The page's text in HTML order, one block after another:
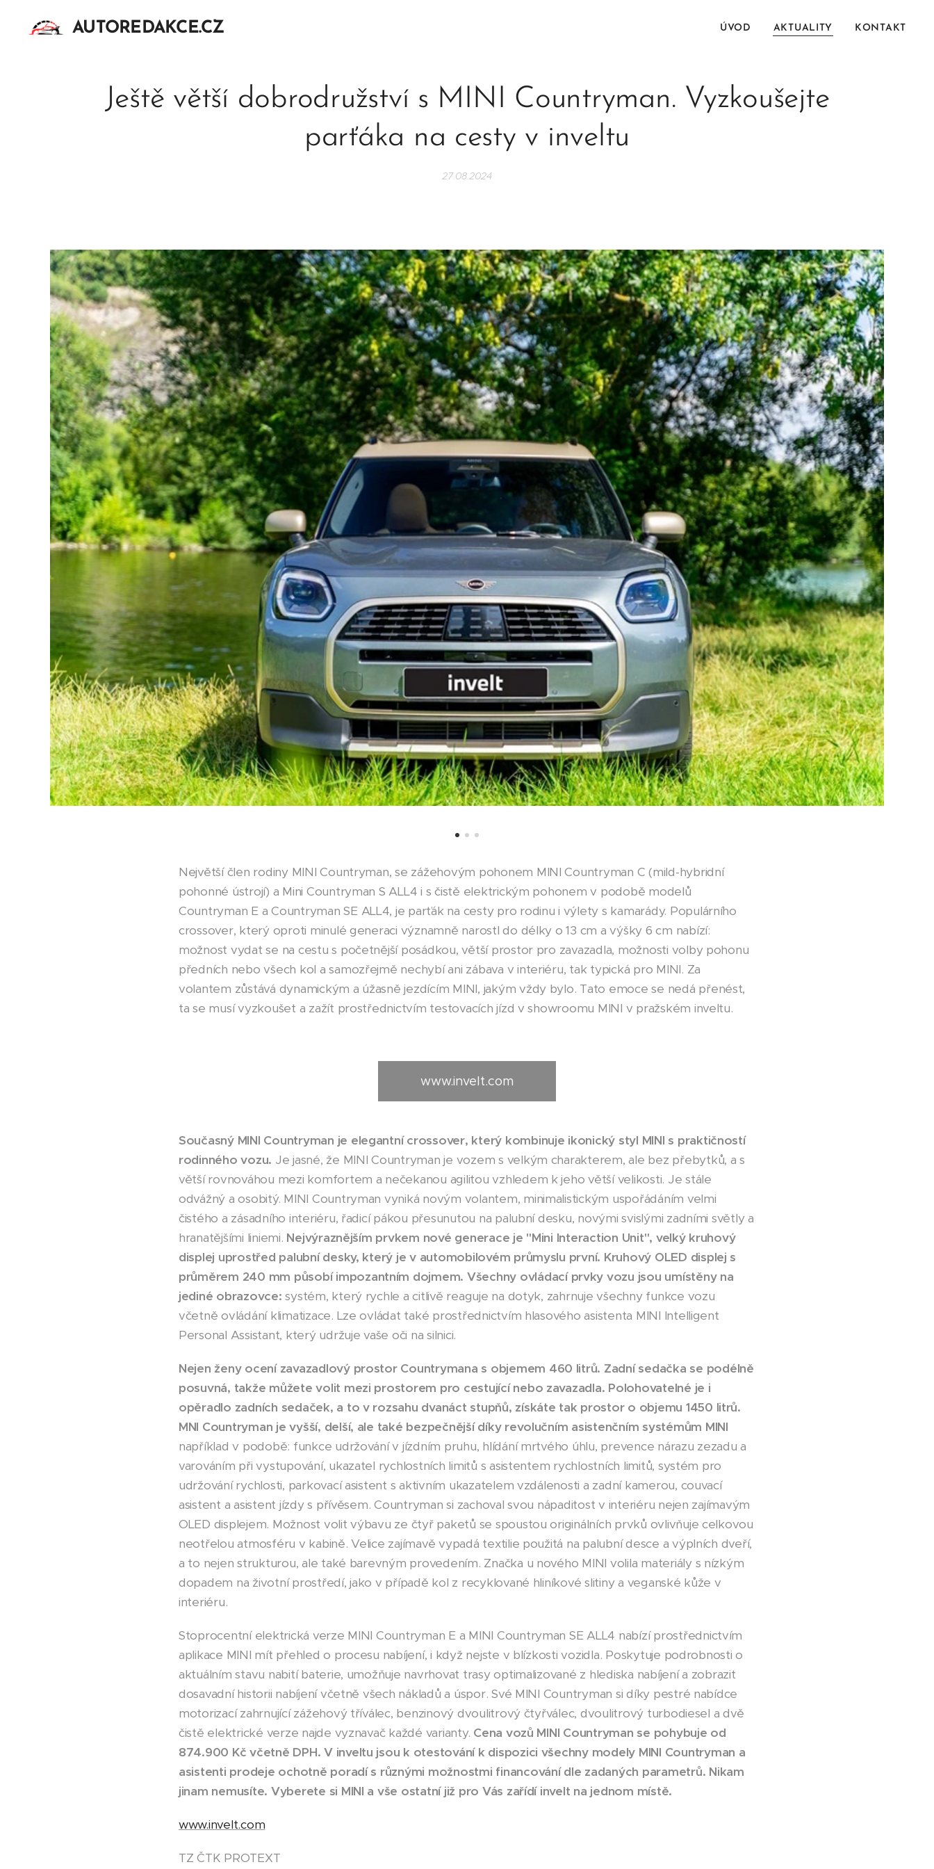
AUTOREDAKCE.CZ ÚVOD AKTUALITY KONTAKT
Ještě větší dobrodružství s MINI Countryman. Vyzkoušejte
parťáka na cesty v inveltu
27.08.2024
Největší člen rodiny MINI Countryman, se zážehovým pohonem MINI Countryman C (mild-hybridní
pohonné ústrojí) a Mini Countryman S ALL4 i s čistě elektrickým pohonem v podobě modelů
Countryman E a Countryman SE ALL4, je parťák na cesty pro rodinu i výlety s kamarády. Populárního
crossover, který oproti minulé generaci významně narostl do délky o 13 cm a výšky 6 cm nabízí:
možnost vydat se na cestu s početnější posádkou, větší prostor pro zavazadla, možnosti volby pohonu
předních nebo všech kol a samozřejmě nechybí ani zábava v interiéru, tak typická pro MINI. Za
volantem zůstává dynamickým a úžasně jezdícím MINI, jakým vždy bylo. Tato emoce se nedá přenést,
ta se musí vyzkoušet a zažít prostřednictvím testovacích jízd v showroomu MINI v pražském inveltu.
www.invelt.com
Současný MINI Countryman je elegantní crossover, který kombinuje ikonický styl MINI s praktičností
rodinného vozu. Je jasné, že MINI Countryman je vozem s velkým charakterem, ale bez přebytků, a s
větší rovnováhou mezi komfortem a nečekanou agilitou vzhledem k jeho větší velikosti. Je stále
odvážný a osobitý. MINI Countryman vyniká novým volantem, minimalistickým uspořádáním velmi
čistého a zásadního interiéru, řadicí pákou přesunutou na palubní desku, novými svislými zadními světly a
hranatějšími liniemi. Nejvýraznějším prvkem nové generace je "Mini Interaction Unit", velký kruhový
displej uprostřed palubní desky, který je v automobilovém průmyslu první. Kruhový OLED displej s
průměrem 240 mm působí impozantním dojmem. Všechny ovládací prvky vozu jsou umístěny na
jediné obrazovce: systém, který rychle a citlivě reaguje na dotyk, zahrnuje všechny funkce vozu
včetně ovládání klimatizace. Lze ovládat také prostřednictvím hlasového asistenta MINI Intelligent
Personal Assistant, který udržuje vaše oči na silnici.
Nejen ženy ocení zavazadlový prostor Countrymana s objemem 460 litrů. Zadní sedačka se podélně
posuvná, takže můžete volit mezi prostorem pro cestující nebo zavazadla. Polohovatelné je i
opěradlo zadních sedaček, a to v rozsahu dvanáct stupňů, získáte tak prostor o objemu 1450 litrů.
MNI Countryman je vyšší, delší, ale také bezpečnější díky revolučním asistenčním systémům MINI
například v podobě: funkce udržování v jízdním pruhu, hlídání mrtvého úhlu, prevence nárazu zezadu a
varováním při vystupování, ukazatel rychlostních limitů s asistentem rychlostních limitů, systém pro
udržování rychlosti, parkovací asistent s aktivním ukazatelem vzdálenosti a zadní kamerou, couvací
asistent a asistent jízdy s přívěsem. Countryman si zachoval svou nápaditost v interiéru nejen zajímavým
OLED displejem. Možnost volit výbavu ze čtyř paketů se spoustou originálních prvků ovlivňuje celkovou
neotřelou atmosféru v kabině. Velice zajímavě vypadá textilie použitá na palubní desce a výplních dveří,
a to nejen strukturou, ale také barevným provedením. Značka u nového MINI volila materiály s nízkým
dopadem na životní prostředí, jako v případě kol z recyklované hliníkové slitiny a veganské kůže v
interiéru.
Stoprocentní elektrická verze MINI Countryman E a MINI Countryman SE ALL4 nabízí prostřednictvím
aplikace MINI mít přehled o procesu nabíjení, i když nejste v blízkosti vozidla. Poskytuje podrobnosti o
aktuálním stavu nabití baterie, umožňuje navrhovat trasy optimalizované z hlediska nabíjení a zobrazit
dosavadní historii nabíjení včetně všech nákladů a úspor. Své MINI Countryman si díky pestré nabídce
motorizací zahrnující zážehový tříválec, benzinový dvoulitrový čtyřválec, dvoulitrový turbodiesel a dvě
čistě elektrické verze najde vyznavač každé varianty. Cena vozů MINI Countryman se pohybuje od
874.900 Kč včetně DPH. V inveltu jsou k otestování k dispozici všechny modely MINI Countryman a
asistenti prodeje ochotně poradí s různými možnostmi financování dle zadaných parametrů. Nikam
jinam nemusíte. Vyberete si MINI a vše ostatní již pro Vás zařídí invelt na jednom místě.
www.invelt.com
TZ ČTK PROTEXT